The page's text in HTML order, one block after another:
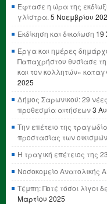
Έφτασε η ώρα της
γλίστρα. 5 Νοεμβρίου
Εκδίκηση και δικαίωση 19
Έργα και ημέρες
Παπαχρήστου θυσίασε
και τον κολλητών»
2025
Δήμος Σαρωνικού: 29
προθεσμία αιτήσεων3
Την επέτειο της
προστασίας των
Η τραγική επέτειος της
Νοσοκομείο Ανατολικής
Τέμπη: Ποτέ τόσοι λίγοι
Μαρτίου 2025